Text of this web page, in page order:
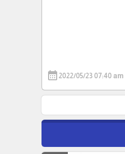
calendar_month2022/05/23 07:40 am